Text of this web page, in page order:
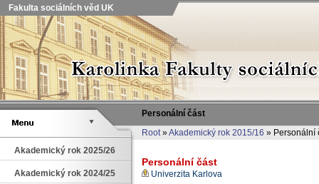
Fakulta sociálních věd UK
Personální část
Root»Akademický rok 2015/16 » Personální
Akademický rok 2025/26
Akademický rok 2024/25
Personální část
Univerzita Karlova